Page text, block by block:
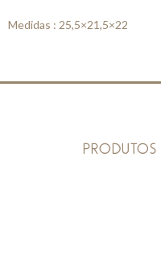
Medidas : 25,5×21,5×22
PRODUTOS